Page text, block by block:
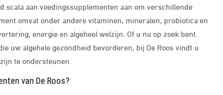
scala aan voedingssupplementen aan om verschillende
omvat onder andere vitaminen, mineralen, probiotica en
energie en algeheel welzijn. Of u nu op zoek bent
uw algehele gezondheid bevorderen, bij De Roos vindt u
te ondersteunen.
van De Roos?